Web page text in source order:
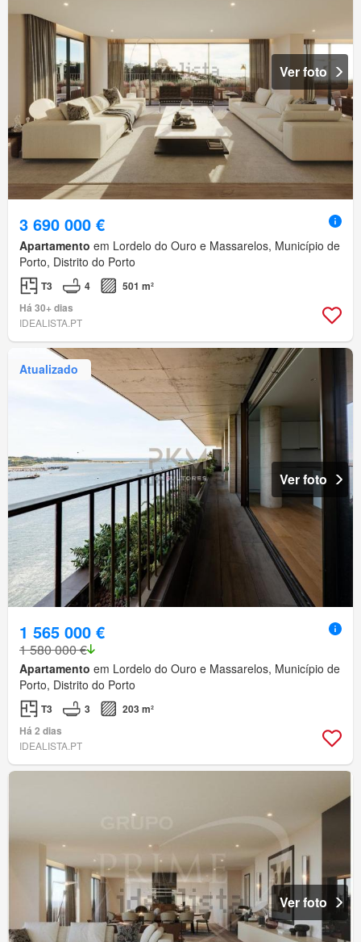
Ver foto
3 690 000 €
Apartamento em Lordelo do Ouro e Massarelos, Município de
Porto, Distrito do Porto
T3 4
501 m²
Há 30+ dias
IDEALISTA.PT
Atualizado
Ver foto
1 565 000 €
1 580 000 €
Apartamento em Lordelo do Ouro e Massarelos, Município de
Porto, Distrito do Porto
T3 3
203 m²
Há 2 dias
IDEALISTA.PT
Ver foto